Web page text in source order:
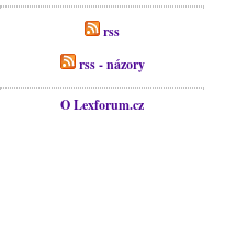
rss
rss - názory
O Lexforum.cz